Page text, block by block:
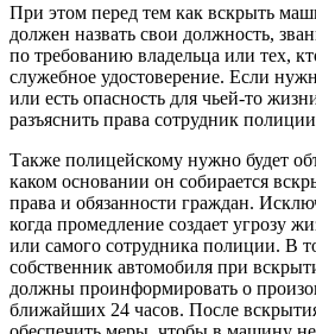
При этом перед тем как вскрыть
должен назвать свои должность,
по требованию владельца или тех,
служебное удостоверение. Если
или есть опасность для чьей-то
разъяснить права сотрудник
Также полицейскому нужно будет
каком основании он собирается
права и обязанности граждан.
когда промедление создает угрозу
или самого сотрудника полиции. В
собственник автомобиля при
должны проинформировать о
ближайших 24 часов. После